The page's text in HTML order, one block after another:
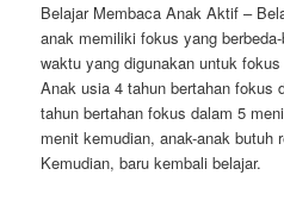
Belajar Membaca Anak Aktif –
anak memiliki fokus yang
waktu yang digunakan untuk
Anak usia 4 tahun bertahan fokus
tahun bertahan fokus dalam 5
menit kemudian, anak-anak butuh
Kemudian, baru kembali belajar.